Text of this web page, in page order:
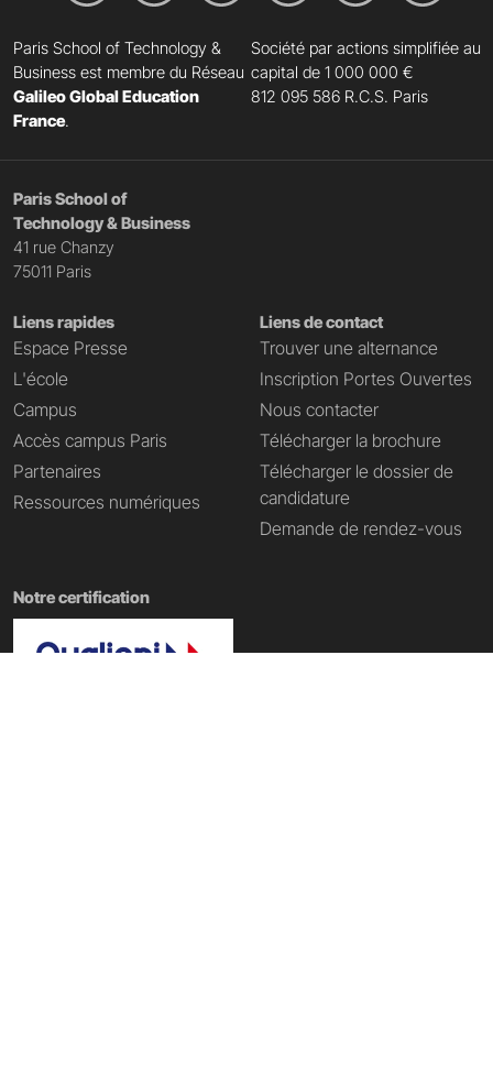
Paris School of Technology &
Business est membre du Réseau
Galileo Global Education
France.
Société par actions simplifiée au
capital de 1 000 000 €
812 095 586 R.C.S. Paris
Paris School of
Technology & Business
41 rue Chanzy
75011 Paris
Liens rapides
Espace Presse
L'école
Campus
Accès campus Paris
Partenaires
Ressources numériques
Liens de contact
Trouver une alternance
Inscription Portes Ouvertes
Nous contacter
Télécharger la brochure
Télécharger le dossier de
candidature
Demande de rendez-vous
Notre certification